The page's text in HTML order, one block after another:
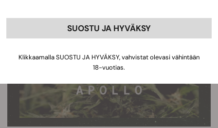
SUOSTU JA HYVÄKSY
Klikkaamalla SUOSTU JA HYVÄKSY, vahvistat olevasi vähintään
18-vuotias.